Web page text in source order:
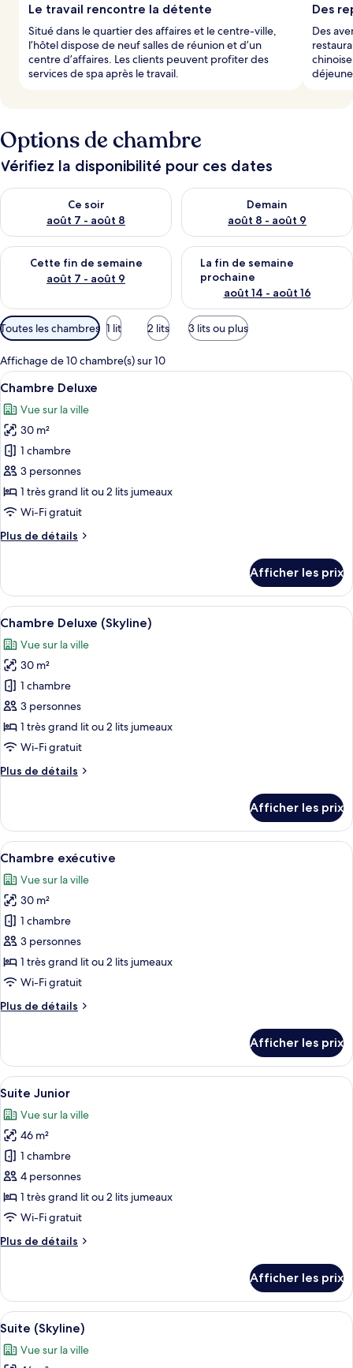
Le travail rencontre la détente
Situé dans le quartier des affaires et le centre-ville,
l’hôtel dispose de neuf salles de réunion et d’un
centre d’affaires. Les clients peuvent profiter des
services de spa après le travail.
Des
Des
Options de chambre
Vérifiez la disponibilité pour ces dates
Ce soir
août 7 - août 8
Vérifier la disponibilité pour ce soir août 7 - août 8
Demain
août 8 - août 9
Vérifier la disponibilité pour
Cette fin de semaine
août 7 - août 9
Vérifier la disponibilité pour cette fin de semaine août 7 -
La fin de semaine
prochaine
août 14 - août 16
Vérifier la disponibilité pour
Filtres
disponibles
pour
les
chambres
Toutes les chambres 1 lit 2 lits 3 lits ou plus
Affichage de 10 chambre(s) sur 10
Afficher
toutes
les
photos
pour
ce
type
de
chambre :
Chambre
Une chambre d’hôtel avec un lit, un
6
Chambre Deluxe
Vue sur la ville
30 m²
1 chambre
3 personnes
1 très grand lit ou 2 lits jumeaux
Wi-Fi gratuit
Plus de détails
Plus
Chambre
Deluxe
Afficher les prix
Afficher
toutes
les
photos
pour
ce
type
de
chambre :
Chambre
Une chambre d’hôtel avec un
5
Chambre Deluxe (Skyline)
Vue sur la ville
30 m²
1 chambre
3 personnes
1 très grand lit ou 2 lits jumeaux
Wi-Fi gratuit
Plus de détails
Plus
Chambre
Deluxe
(Skyline)
Afficher les prix
Afficher
toutes
les
photos
pour
ce
type
de
chambre :
Chambre
Une chambre d’hôtel avec un
7
Chambre exécutive
Vue sur la ville
30 m²
1 chambre
3 personnes
1 très grand lit ou 2 lits jumeaux
Wi-Fi gratuit
Plus de détails
Plus
Chambre
exécutive
Afficher les prix
Afficher
toutes
les
photos
pour
ce
type
de
chambre :
Suite
Une chambre d’hôtel moderne
8
Suite Junior
Vue sur la ville
46 m²
1 chambre
4 personnes
1 très grand lit ou 2 lits jumeaux
Wi-Fi gratuit
Plus de détails
Plus
Suite
Junior
Afficher les prix
Afficher
toutes
les
Une chambre d’hôtel avec un lit, un
7
Suite (Skyline)
Vue sur la ville